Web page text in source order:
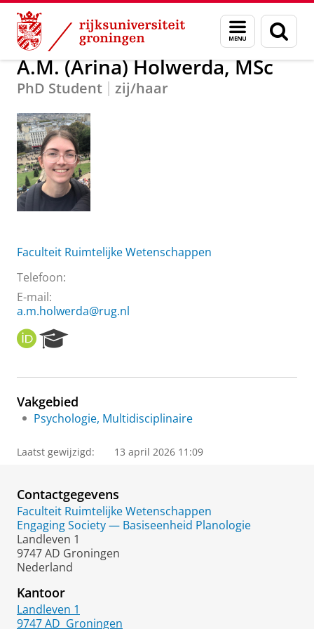
Skip
Content
Skip
Navigation
Menu
en
zoeken
Over ons A.M. (Arina) Holwerda, MSc
A.M. (Arina) Holwerda, MSc
PhD Student zij/haar
Faculteit Ruimtelijke Wetenschappen
Telefoon:
E-mail:
a.m.holwerda@rug.nl
O
R
I
e
r
c
P
o
t
a
l
Vakgebied
Psychologie, Multidisciplinaire
Laatst gewijzigd: 13 april 2026 11:09
Contactgegevens
Faculteit Ruimtelijke Wetenschappen
Engaging Society — Basiseenheid Planologie
Landleven 1
9747 AD Groningen
Nederland
Kantoor
Landleven 1
9747 AD Groningen